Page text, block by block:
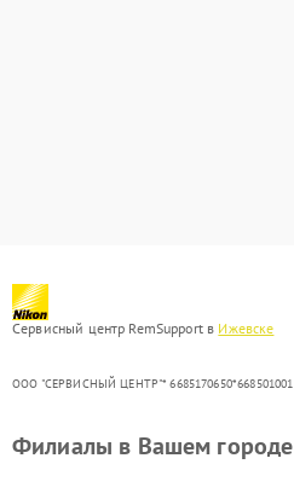
Сервисный центр RemSupport в Ижевске
ООО "СЕРВИСНЫЙ ЦЕНТР"* 6685170650*668501001
Филиалы в Вашем городе